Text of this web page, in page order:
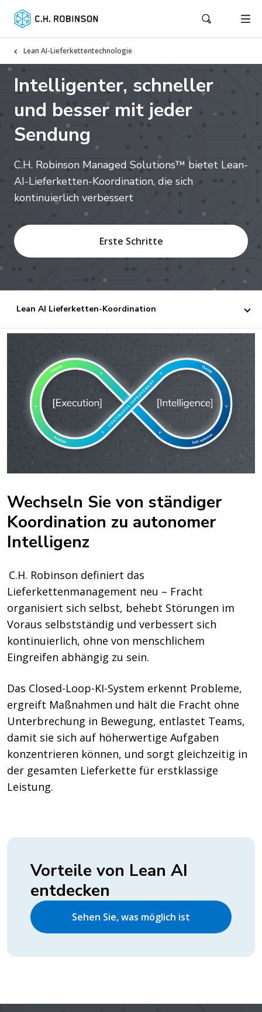
Lean AI-Lieferkettentechnologie
Intelligenter, schneller
und besser mit jeder
Sendung
C.H. Robinson Managed Solutions™ bietet Lean-
AI-Lieferketten-Koordination, die sich
kontinuierlich verbessert
Erste Schritte
Lean AI Lieferketten-Koordination
Wechseln Sie von ständiger
Koordination zu autonomer
Intelligenz
C.H. Robinson definiert das
Lieferkettenmanagement neu – Fracht
organisiert sich selbst, behebt Störungen im
Voraus selbstständig und verbessert sich
kontinuierlich, ohne von menschlichem
Eingreifen abhängig zu sein.
Das Closed-Loop-KI-System erkennt Probleme,
ergreift Maßnahmen und hält die Fracht ohne
Unterbrechung in Bewegung, entlastet Teams,
damit sie sich auf höherwertige Aufgaben
konzentrieren können, und sorgt gleichzeitig in
der gesamten Lieferkette für erstklassige
Leistung.
Vorteile von Lean AI
entdecken
Sehen Sie, was möglich ist